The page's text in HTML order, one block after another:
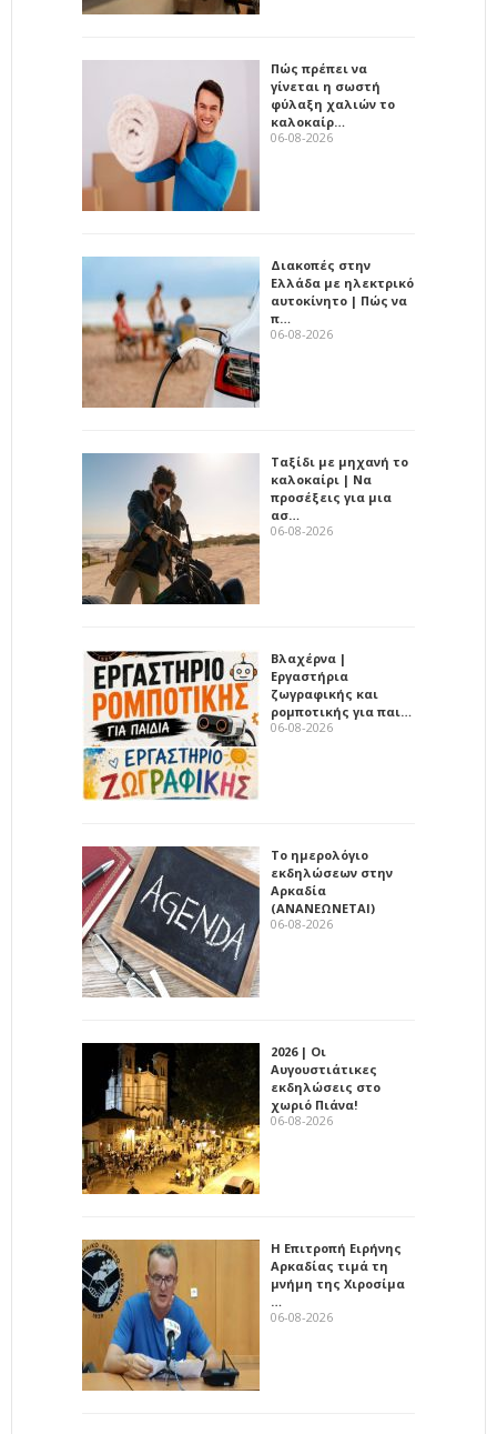
Πώς πρέπει να
γίνεται η σωστή
φύλαξη χαλιών το
καλοκαίρ…
06-08-2026
Διακοπές στην
Ελλάδα με ηλεκτρικό
αυτοκίνητο | Πώς να
π…
06-08-2026
Ταξίδι με μηχανή το
καλοκαίρι | Να
προσέξεις για μια
ασ…
06-08-2026
Βλαχέρνα |
Εργαστήρια
ζωγραφικής και
ρομποτικής για παι…
06-08-2026
Το ημερολόγιο
εκδηλώσεων στην
Αρκαδία
(ΑΝΑΝΕΩΝΕΤΑΙ)
06-08-2026
2026 | Οι
Αυγουστιάτικες
εκδηλώσεις στο
χωριό Πιάνα!
06-08-2026
Η Επιτροπή Ειρήνης
Αρκαδίας τιμά τη
μνήμη της Χιροσίμα
…
06-08-2026